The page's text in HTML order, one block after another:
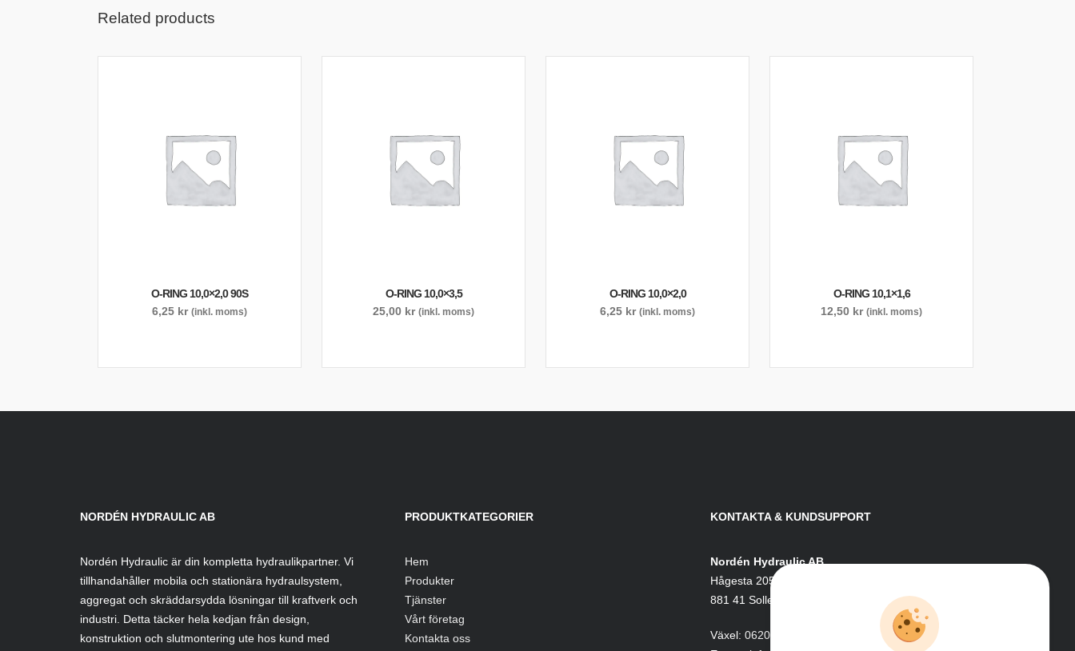
Related products
O-RING 10,0×2,0 90S
6,25 kr (inkl. moms)
O-RING 10,0×3,5
25,00 kr (inkl. moms)
O-RING 10,0×2,0
6,25 kr (inkl. moms)
O-RING 10,1×1,6
12,50 kr (inkl. moms)
NORDÉN HYDRAULIC AB
Nordén Hydraulic är din kompletta hydraulikpartner. Vi
tillhandahåller mobila och stationära hydraulsystem,
aggregat och skräddarsydda lösningar till kraftverk och
industri. Detta täcker hela kedjan från design,
konstruktion och slutmontering ute hos kund med
PRODUKTKATEGORIER
Hem
Produkter
Tjänster
Vårt företag
Kontakta oss
KONTAKTA & KUNDSUPPORT
Nordén Hydraulic AB
Hågesta 205
881 41 Sollefteå
Växel: 0620-161 41